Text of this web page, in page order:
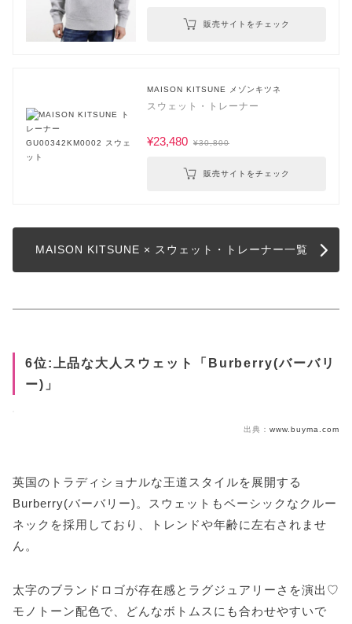
販売サイトをチェック
MAISON KITSUNE メゾンキツネ
スウェット・トレーナー
¥23,480 ¥30,800
販売サイトをチェック
MAISON KITSUNE × スウェット・トレーナー一覧
6位:上品な大人スウェット「Burberry(バーバリ
ー)」
出典： www.buyma.com
英国のトラディショナルな王道スタイルを展開する
Burberry(バーバリー)。スウェットもベーシックなクルー
ネックを採用しており、トレンドや年齢に左右されませ
ん。
太字のブランドロゴが存在感とラグジュアリーさを演出♡
モノトーン配色で、どんなボトムスにも合わせやすいで